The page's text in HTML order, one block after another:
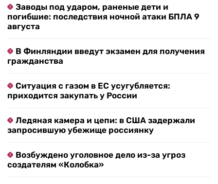
Заводы под ударом, раненые дети и
погибшие: последствия ночной атаки БПЛА 9
августа
В Финляндии введут экзамен для получения
гражданства
Ситуация с газом в ЕС усугубляется:
приходится закупать у России
Ледяная камера и цепи: в США задержали
запросившую убежище россиянку
Возбуждено уголовное дело из-за угроз
создателям «Колобка»